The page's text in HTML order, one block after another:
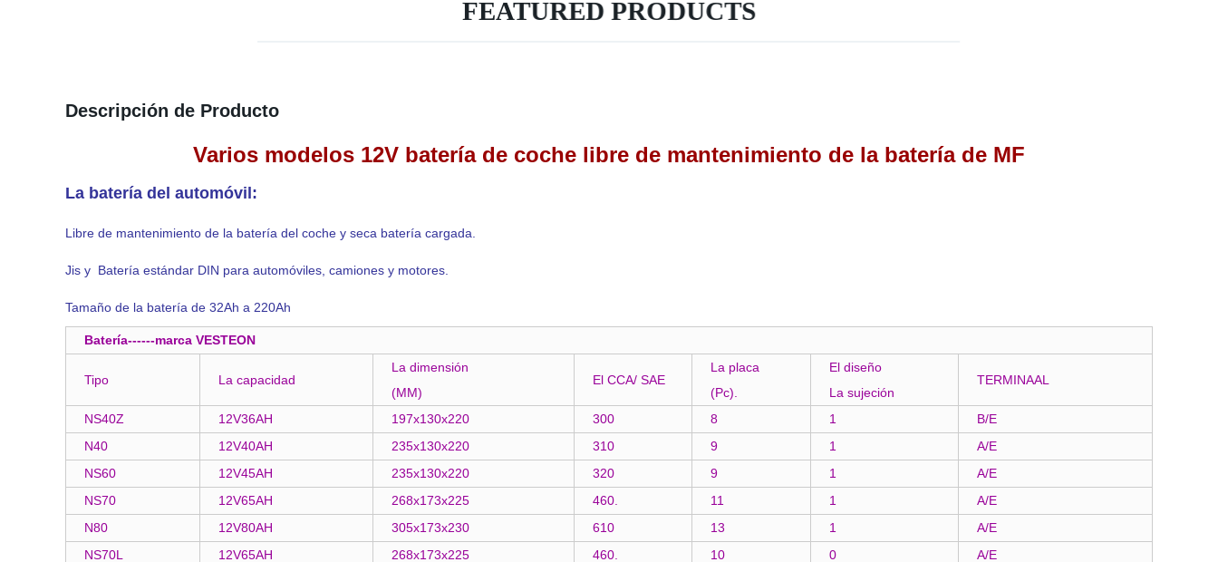
FEATURED PRODUCTS
Descripción de Producto
Varios modelos 12V batería de coche libre de mantenimiento de la batería de MF
La batería del automóvil:
Libre de mantenimiento de la batería del coche y seca batería cargada.
Jis y Batería estándar DIN para automóviles, camiones y motores.
Tamaño de la batería de 32Ah a 220Ah
Batería------marca VESTEON
Tipo La capacidad
La dimensión
(MM)
El CCA/ SAE
La placa
(Pc).
El diseño
La sujeción
TERMINAAL
NS40Z 12V36AH 197x130x220 300 8 1
B/E
N40
12V40AH 235x130x220 310 9 1
A/E
NS60
12V45AH 235x130x220 320 9 1
A/E
NS70
12V65AH 268x173x225 460. 11 1
A/E
N80
12V80AH 305x173x230 610 13 1
A/E
NS70L
12V65AH 268x173x225 460. 10 0
A/E